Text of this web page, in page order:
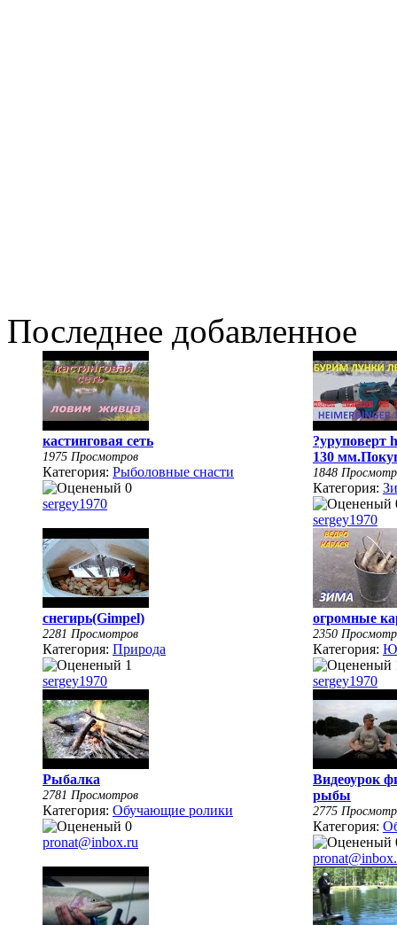
Последнее добавленное
кастинговая сеть
1975 Просмотров
Категория: Рыболовные снасти
sergey1970
?уруповерт
130
1848
Категория:
sergey1970
снегирь(Gimpel)
2281 Просмотров
Категория: Природа
sergey1970
огромные
2350
Категория:
sergey1970
Рыбалка
2781 Просмотров
Категория: Обучающие ролики
pronat@inbox.ru
Видеоурок
рыбы
2775
Категория: